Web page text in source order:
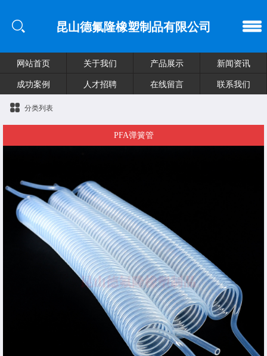
昆山德氟隆橡塑制品有限公司
网站首页 关于我们 产品展示
新闻资讯
成功案例
人才招聘 在线留言 联系我们
分类列表
PFA弹簧管